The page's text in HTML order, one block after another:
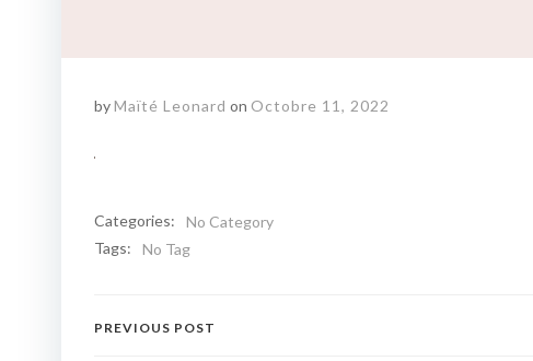
byMaïté Leonard on Octobre 11, 2022
Categories:
No Category
Tags:
No Tag
Navigation
PREVIOUS POST